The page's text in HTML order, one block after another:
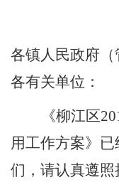
各镇人民政府（
各有关单位：
《柳江区
用工作方案》
们，请认真遵照